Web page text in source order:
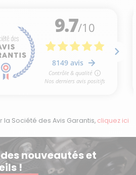
Société des Avis Garantis, cliquez ici
nouveautés et
!